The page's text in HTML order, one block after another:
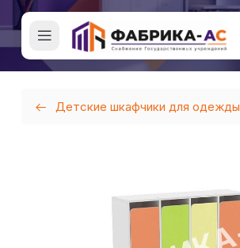
Детские шкафчики для одежды